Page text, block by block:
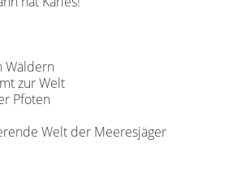
Wäldern
zur Welt
Pfoten
Welt der Meeresjäger